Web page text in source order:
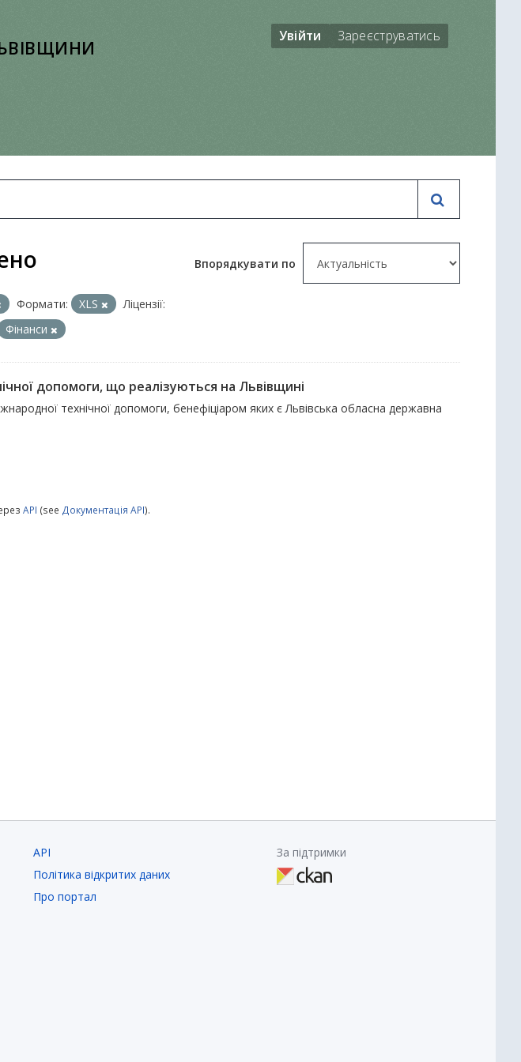
Увійти Зареєструватись
Впорядкувати по
Формати: XLS
Ліцензії:
Фінанси
допомоги, що реалізуються на Львівщині
технічної допомоги, бенефіціаром яких є Львівська обласна державна
API (see Документація API).
API
Політика відкритих даних
Про портал
За підтримки